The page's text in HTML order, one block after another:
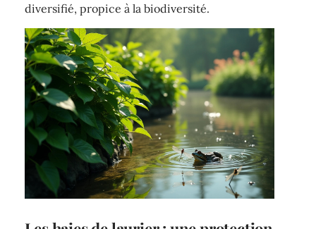
diversifié, propice à la biodiversité.